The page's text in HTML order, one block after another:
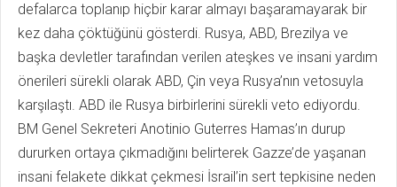
defalarca toplanıp hiçbir karar almayı başaramayarak bir
kez daha çöktüğünü gösterdi. Rusya, ABD, Brezilya ve
başka devletler tarafından verilen ateşkes ve insani yardım
önerileri sürekli olarak ABD, Çin veya Rusya’nın vetosuyla
karşılaştı. ABD ile Rusya birbirlerini sürekli veto ediyordu.
BM Genel Sekreteri Anotinio Guterres Hamas’ın durup
dururken ortaya çıkmadığını belirterek Gazze’de yaşanan
insani felakete dikkat çekmesi İsrail’in sert tepkisine neden